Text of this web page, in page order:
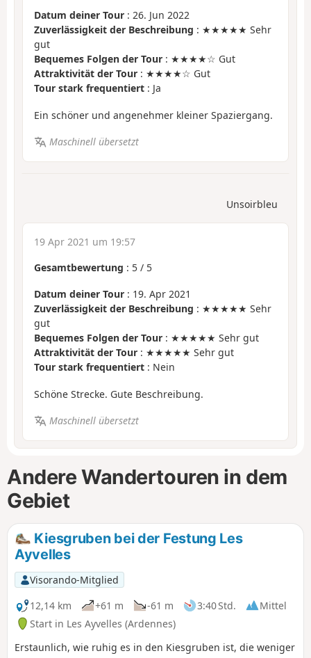
Datum deiner Tour : 26. Jun 2022
Zuverlässigkeit der Beschreibung : ★★★★★ Sehr
gut
Bequemes Folgen der Tour : ★★★★☆ Gut
Attraktivität der Tour : ★★★★☆ Gut
Tour stark frequentiert : Ja
Ein schöner und angenehmer kleiner Spaziergang.
Maschinell übersetzt
Unsoirbleu
19 Apr 2021 um 19:57
Gesamtbewertung : 5 / 5
Datum deiner Tour : 19. Apr 2021
Zuverlässigkeit der Beschreibung : ★★★★★ Sehr
gut
Bequemes Folgen der Tour : ★★★★★ Sehr gut
Attraktivität der Tour : ★★★★★ Sehr gut
Tour stark frequentiert : Nein
Schöne Strecke. Gute Beschreibung.
Maschinell übersetzt
Andere Wandertouren in dem
Gebiet
Kiesgruben bei der Festung Les
Ayvelles
Visorando-Mitglied
12,14 km
+61 m -61 m 3:40 Std.
Mittel
Start in Les Ayvelles (Ardennes)
Erstaunlich, wie ruhig es in den Kiesgruben ist, die weniger